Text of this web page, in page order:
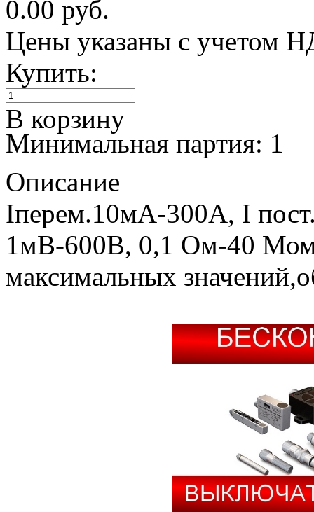
0.00 руб.
Цены указаны с учетом
Купить:
В корзину
Минимальная партия: 1
Описание
Iперем.10мА-300А, I
1мВ-600В, 0,1 Ом-40
максимальных